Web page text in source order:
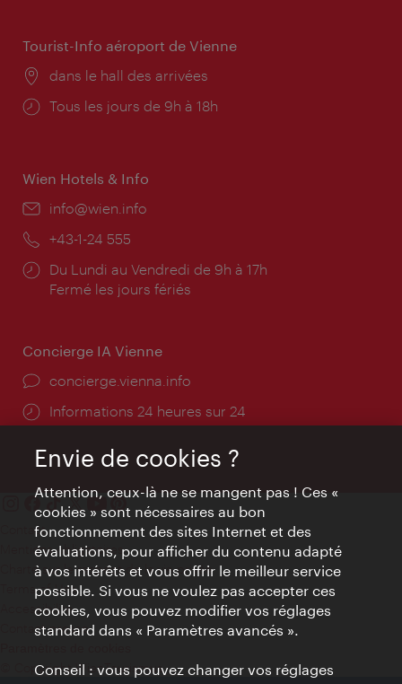
Tourist-Info aéroport de Vienne
Lieu:
dans le hall des arrivées
Horaires
Tous les jours de 9h à 18h
Wien Hotels & Info
E-
info@wien.info
Téléphone:
+43-1-24 555
Horaires
d'ouverture:
Du Lundi au Vendredi de 9h à 17h
Fermé les jours fériés
Concierge IA Vienne
Ort:
concierge.vienna.info
Öffnungszeiten:
Informations 24 heures sur 24
Contact
Mentions obligatoires
Charte sur le respect de la vie privée
Terms of Use
Accessibilité
Contact presse
© Copyright WienTourismus
Envie de cookies ?
Attention, ceux-là ne se mangent pas ! Ces «
cookies » sont nécessaires au bon
fonctionnement des sites Internet et des
évaluations, pour afficher du contenu adapté
à vos intérêts et vous offrir le meilleur service
possible. Si vous ne voulez pas accepter ces
cookies, vous pouvez modifier vos réglages
standard dans « Paramètres avancés ».
Conseil : vous pouvez changer vos réglages